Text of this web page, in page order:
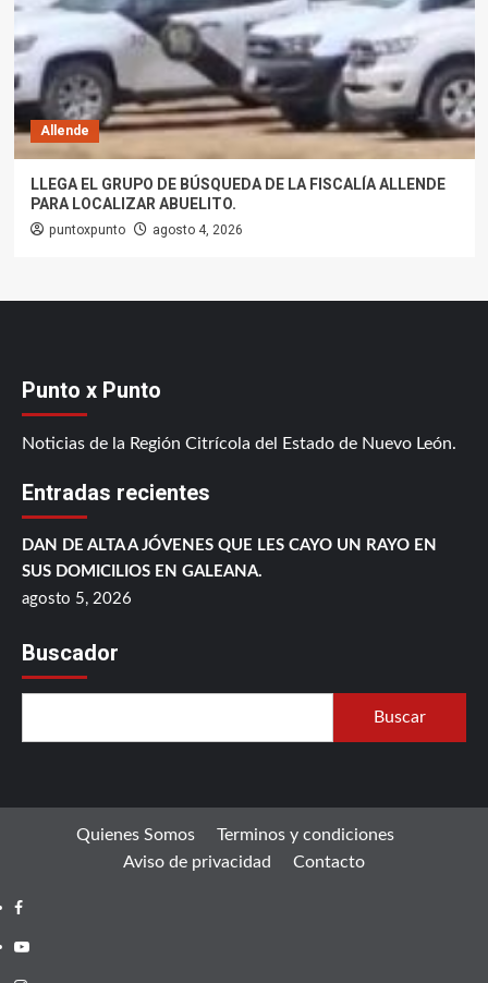
Allende
LLEGA EL GRUPO DE BÚSQUEDA DE LA FISCALÍA ALLENDE
PARA LOCALIZAR ABUELITO.
puntoxpunto agosto 4, 2026
Punto x Punto
Noticias de la Región Citrícola del Estado de Nuevo León.
Entradas recientes
DAN DE ALTA A JÓVENES QUE LES CAYO UN RAYO EN
SUS DOMICILIOS EN GALEANA.
agosto 5, 2026
Buscador
Buscar
Quienes Somos
Terminos y condiciones
Aviso de privacidad
Contacto
Facebook
Youtube